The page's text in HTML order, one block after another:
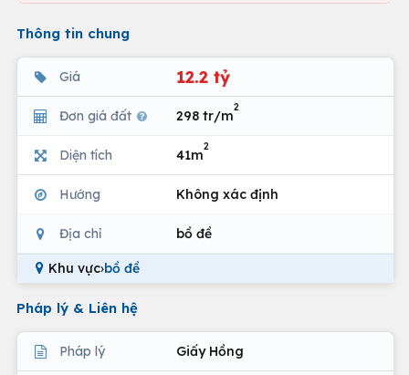
Thông tin chung
Giá 12.2 tỷ
Đơn giá đất 298 tr/m
2
Diện tích 41m
2
Hướng Không xác định
Địa chỉ bồ đề
Khu vực›bồ đề
Pháp lý & Liên hệ
Pháp lý Giấy Hồng